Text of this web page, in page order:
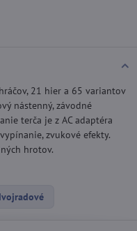
21 hier a 65 variantov
nástenný, závodné
terča je z AC adaptéra
zvukové efekty.
hrotov.